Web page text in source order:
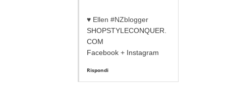
♥ Ellen #NZblogger
SHOPSTYLECONQUER.
COM
Facebook + Instagram
Rispondi